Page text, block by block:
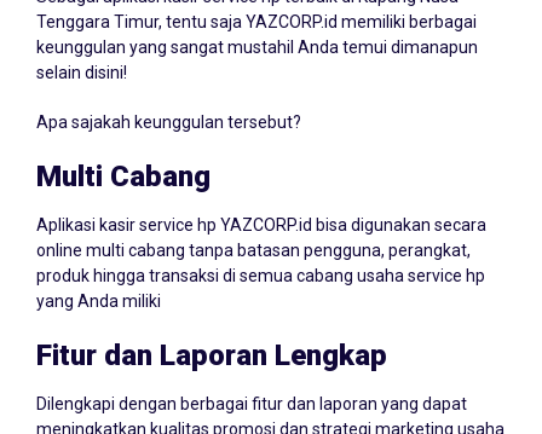
Sebagai aplikasi kasir service hp terbaik di Kupang Nusa
Tenggara Timur, tentu saja YAZCORP.id memiliki berbagai
keunggulan yang sangat mustahil Anda temui dimanapun
Multi Cabang
Aplikasi kasir service hp YAZCORP.id bisa digunakan secara
online multi cabang tanpa batasan pengguna, perangkat,
produk hingga transaksi di semua cabang usaha service hp
Fitur dan Laporan Lengkap
Dilengkapi dengan berbagai fitur dan laporan yang dapat